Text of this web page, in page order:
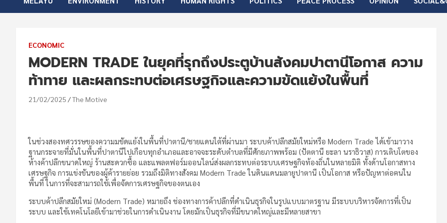
ECONOMIC
MODERN TRADE ในยุคที่รุกถึงประตูบ้านสังคมปาตานีโอกาส ความ
ท้าทาย และผลกระทบต่อเศรษฐกิจและความขัดแย้งในพื้นที่
21/02/2025 The Motive
ในช่วงสองทศวรรษของความมขัดแย้งในพื้นที่ปาตานี/ชายแดนใต้ที่ผ่านมา ระบบค้าปลีกสมัยใหม่หรือ Modern Trade ได้เข้ามาวาง
ฐานกระจายที่มั่นในพื้นที่ปาตานีไปเกือบทุกอำเภอและอาจจะระดับตำบลที่มีศักยภาพพร้อม (ปัตตานี ยะลา นราธิวาส) การเติบโตของ
ห้างค้าปลีกขนาดใหญ่ ร้านสะดวกซื้อ และแพลตฟอร์มออนไลน์ส่งผลกระทบต่อระบบเศรษฐกิจท้องถิ่นในหลายมิติ ทั้งด้านโอกาสทาง
เศรษฐกิจ การแข่งขันของผู้ค้ารายย่อย รวมถึงมิติทางสังคม Modern Trade ในดินแดนมลายูปาตานี เป็นโอกาส หรือปัญหาต่อฅนใน
พื้นที่ ในการที่จะสามารถใช้เพื่อจัดการเศรษฐกิจของตนเอง
ระบบค้าปลีกสมัยใหม่ (Modern Trade) หมายถึง ช่องทางการค้าปลีกที่ดำเนินธุรกิจในรูปแบบมาตรฐาน มีระบบบริหารจัดการที่เป็น
ระบบ และใช้เทคโนโลยีเข้ามาช่วยในการดำเนินงาน โดยมักเป็นธุรกิจที่มีขนาดใหญ่และมีหลายสาขา